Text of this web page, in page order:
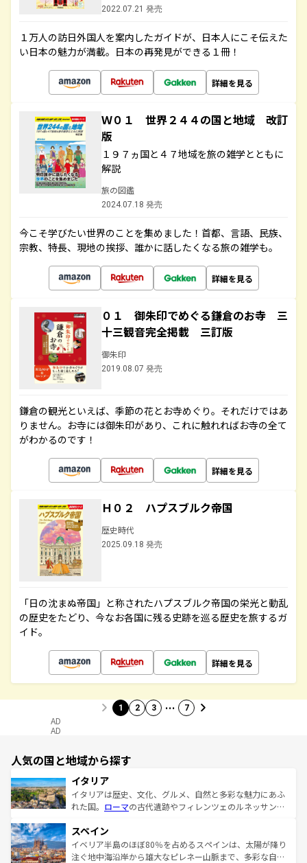
2022.07.21 発売
１万人の訪日外国人を案内したガイドが、日本人にこそ伝えた
い日本の魅力が満載。日本の再発見ができる１冊！
詳細を見る
Ｗ０１ 世界２４４の国と地域 改訂
版
１９７ヵ国と４７地域を旅の雑学とともに
解説
旅の図鑑
2024.07.18 発売
今こそ学びたい世界のことを集めました！首都、言語、民族、
宗教、特長、現地の挨拶、誰かに話したくなる旅の雑学も。
詳細を見る
０１ 御朱印でめぐる鎌倉のお寺 三
十三観音完全掲載 三訂版
御朱印
2019.08.07 発売
鎌倉の観光といえば、季節の花とお寺めぐり。それだけではあ
りません。お寺には御朱印があり、これに触れればお寺の全て
がわかるのです！
詳細を見る
Ｈ０２ ハプスブルク帝国
歴史時代
2025.09.18 発売
「日の沈まぬ帝国」と称されたハプスブルク帝国の栄光と動乱
の歴史をたどり、今なお各国に残る史跡を巡る歴史を旅するガ
イド。
詳細を見る
1 2 3 … 7
AD
AD
人気の国と地域から探す
イタリア
イタリアは歴史、文化、グルメ、自然と多彩な魅力にあふ
れた国。 ローマの古代遺跡やフィレンツェのルネッサンス
ろん、トスカーナの美しい田園風景やアマルフィ海岸の絶
景など、自然景観も見逃せない。観光の合間には、本場の
ピザやパスタなど、絶品のイタリア料理を堪能することも
スペイン
イベリア半島のほぼ80％を占めるスペインは、太陽が降り
注ぐ地中海沿岸から雄大なピレネー山脈まで、多彩な自然